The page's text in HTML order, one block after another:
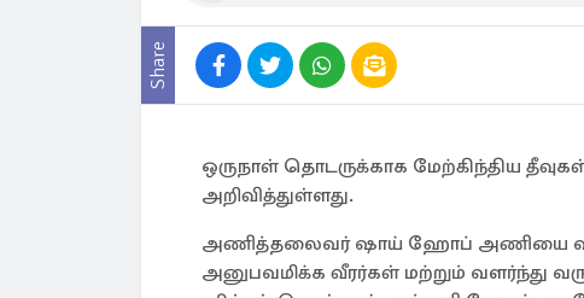
Share
ஒருநாள் தொடருக்காக மேற்கிந்திய
அறிவித்துள்ளது.
அணித்தலைவர் ஷாய் ஹோப் அணியை
அனுபவமிக்க வீரர்கள் மற்றும் வளர்ந்து